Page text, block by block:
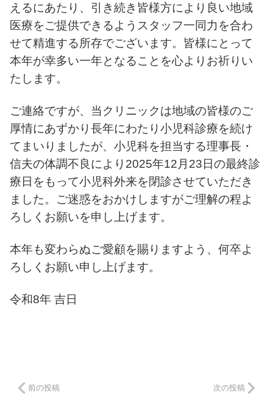
えるにあたり、引き続き皆様方により良い地域
医療をご提供できるようスタッフ一同力を合わ
せて精進する所存でございます。皆様にとって
本年が幸多い一年となることを心よりお祈りい
たします。
ご連絡ですが、当クリニックは地域の皆様のご
厚情にあずかり長年にわたり小児科診療を続け
てまいりましたが、小児科を担当する理事長・
信夫の体調不良により2025年12月23日の最終診
療日をもって小児科外来を閉診させていただき
ました。ご迷惑をおかけしますがご理解の程よ
ろしくお願いを申し上げます。
本年も変わらぬご愛顧を賜りますよう、何卒よ
ろしくお願い申し上げます。
令和8年 吉日
前の投稿 次の投稿